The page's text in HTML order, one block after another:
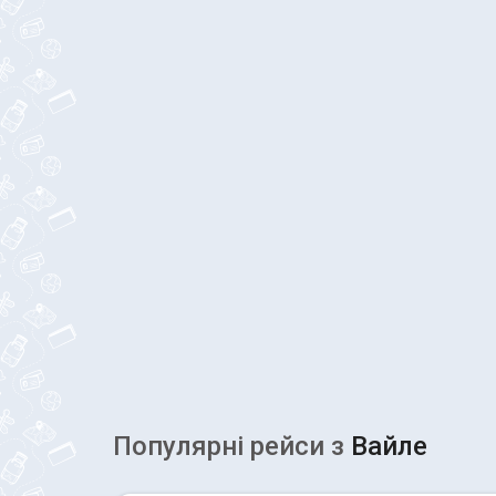
Популярні рейcи з Вайле